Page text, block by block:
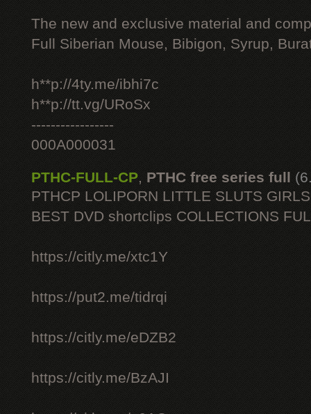
The new and exclusive material and
Full Siberian Mouse, Bibigon, Syrup,
h**p://4ty.me/ibhi7c
h**p://tt.vg/URoSx
-----------------
000A000031
PTHC-FULL-CP, PTHC free series full
PTHCP LOLIPORN LITTLE SLUTS
BEST DVD shortclips COLLECTIONS
https://citly.me/xtc1Y
https://put2.me/tidrqi
https://citly.me/eDZB2
https://citly.me/BzAJI